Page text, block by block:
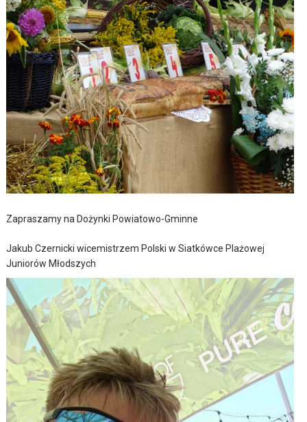
Zapraszamy na Dożynki Powiatowo-Gminne
Jakub Czernicki wicemistrzem Polski w Siatkówce Plażowej
Juniorów Młodszych